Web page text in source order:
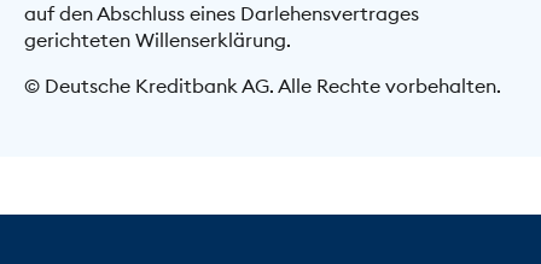
auf den Abschluss eines Darlehensvertrages
gerichteten Willenserklärung.
© Deutsche Kreditbank AG. Alle Rechte vorbehalten.